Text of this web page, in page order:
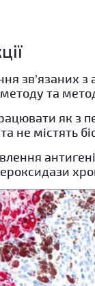
зв’язаних
методу та
як з
не містять